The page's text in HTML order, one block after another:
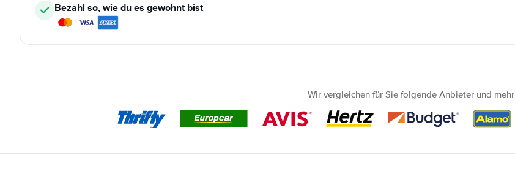
Bezahl so, wie du es gewohnt bist
Wir vergleichen für Sie folgende Anbieter und mehr